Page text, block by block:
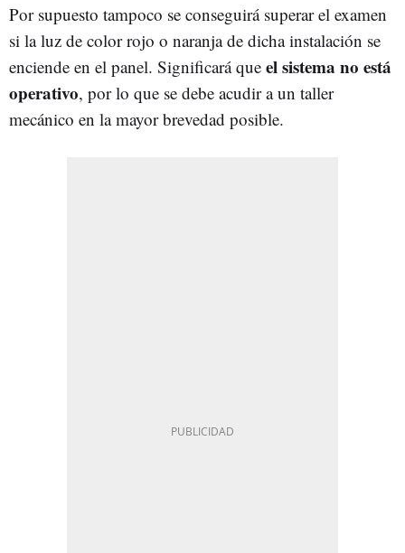
Por supuesto tampoco se conseguirá superar el examen
si la luz de color rojo o naranja de dicha instalación se
enciende en el panel. Significará que el sistema no está
operativo, por lo que se debe acudir a un taller
mecánico en la mayor brevedad posible.